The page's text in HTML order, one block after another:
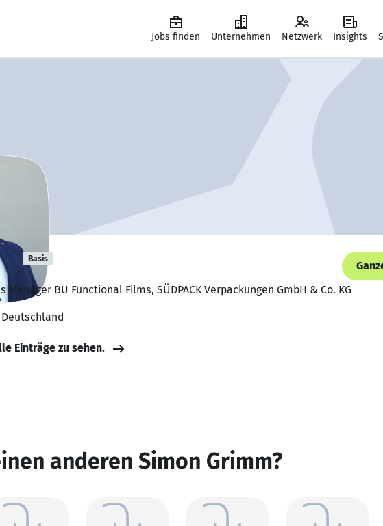
Jobs finden Unternehmen Netzwerk Insights
Basis
Manager BU Functional Films, SÜDPACK Verpackungen GmbH & Co. KG
Einträge zu sehen.
anderen Simon Grimm?